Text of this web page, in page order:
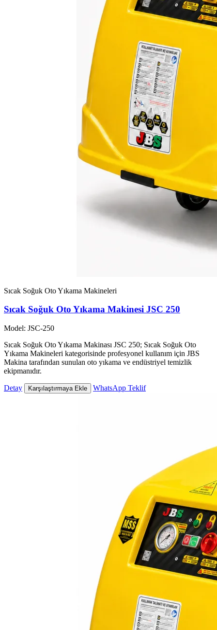
Sıcak Soğuk Oto Yıkama Makineleri
Sıcak Soğuk Oto Yıkama Makinesi JSC 250
Model: JSC-250
Sıcak Soğuk Oto Yıkama Makinası JSC 250; Sıcak Soğuk Oto
Yıkama Makineleri kategorisinde profesyonel kullanım için JBS
Makina tarafından sunulan oto yıkama ve endüstriyel temizlik
ekipmanıdır.
Detay Karşılaştırmaya Ekle WhatsApp Teklif